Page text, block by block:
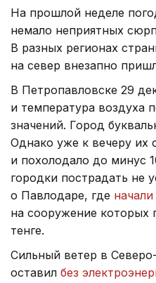
На прошлой неделе
немало неприятных
В разных регионах
на север внезапно
В Петропавловске 29
и температура воздуха
значений. Город
Однако уже к вечеру их
и похолодало до минус
городки пострадать не
о Павлодаре, где
на сооружение которых
тенге.
Сильный ветер в
оставил без